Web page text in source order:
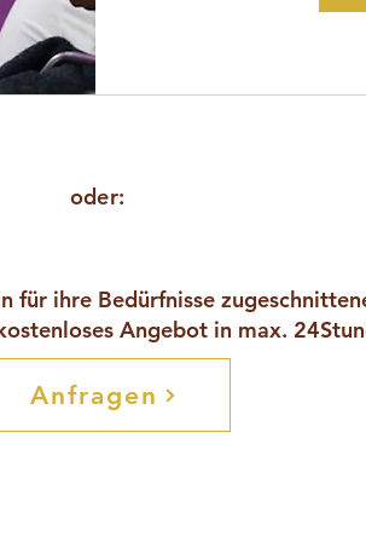
oder:
für ihre Bedürfnisse
Angebot in max.
Anfragen